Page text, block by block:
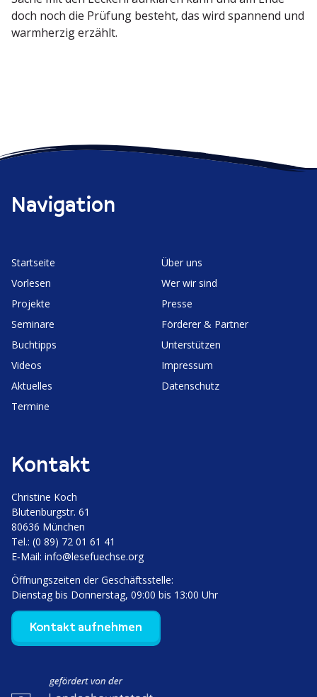
doch noch die Prüfung besteht, das wird spannend und
warmherzig erzählt.
Navigation
Start­seite
Vorlesen
Projekte
Seminare
Buchtipps
Videos
Aktuelles
Termine
Über uns
Wer wir sind
Presse
Förderer & Partner
Unter­stützen
Impressum
Daten­schutz
Kontakt
Christine Koch
Bluten­burgstr. 61
80636 München
Tel.: (0 89) 72 01 61 41
E‑Mail: info@lesefuechse.org
Öffnungs­zeiten der Geschäftsstelle:
Dienstag bis Donnerstag, 09:00 bis 13:00 Uhr
Kontakt aufnehmen